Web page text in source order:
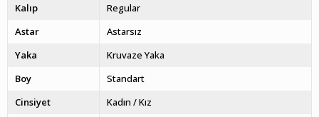
Kalıp
Regular
Astar
Astarsız
Yaka
Kruvaze Yaka
Boy
Standart
Cinsiyet
Kadın / Kız